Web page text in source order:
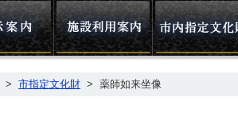
展示案内 施設利用案内
> 市指定文化財 > 薬師如来坐像